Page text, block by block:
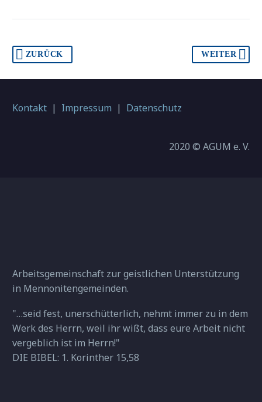
ZURÜCK WEITER
Kontakt | Impressum | Datenschutz
2020 © AGUM e. V.
Arbeitsgemeinschaft zur geistlichen Unterstützung
in Mennonitengemeinden.
"…seid fest, unerschütterlich, nehmt immer zu in dem
Werk des Herrn, weil ihr wißt, dass eure Arbeit nicht
vergeblich ist im Herrn!"
DIE BIBEL: 1. Korinther 15,58